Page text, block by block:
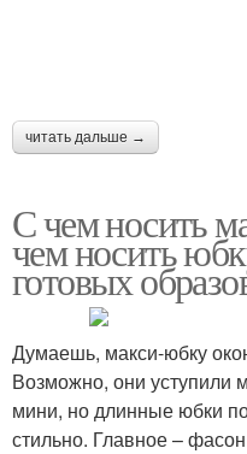
читать дальше →
С чем носить
чем носить
готовых
Думаешь, макси-юбку
Возможно, они уступили
мини, но длинные юбки
стильно. Главное –